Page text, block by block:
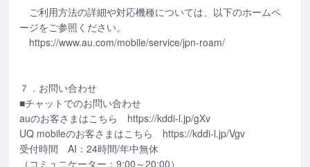
ご利用方法の詳細や対応機種については、以下のホームペ
ージをご参照ください。
https://www.au.com/mobile/service/jpn-roam/
７．お問い合わせ
■チャットでのお問い合わせ
auのお客さまはこちら https://kddi-l.jp/gXv
UQ mobileのお客さまはこちら https://kddi-l.jp/Vgv
受付時間 AI：24時間/年中無休
（コミュニケーター：9:00～20:00）